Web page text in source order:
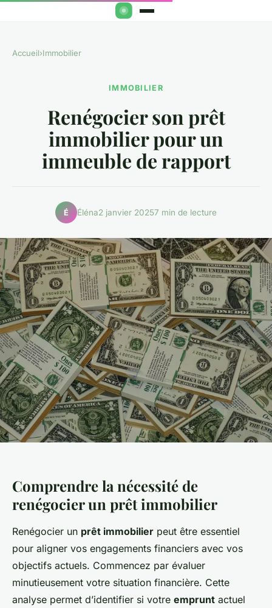
Accueil›Immobilier
IMMOBILIER
Renégocier son prêt
immobilier pour un
immeuble de rapport
É Éléna2 janvier 20257 min de lecture
Comprendre la nécessité de
renégocier un prêt immobilier
Renégocier un prêt immobilier peut être essentiel
pour aligner vos engagements financiers avec vos
objectifs actuels. Commencez par évaluer
minutieusement votre situation financière. Cette
analyse permet d’identifier si votre emprunt actuel